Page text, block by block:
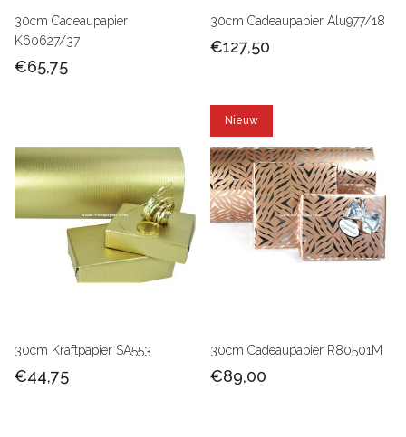
30cm Cadeaupapier
K60627/37
€65,75
30cm Cadeaupapier Alu977/18
€127,50
30cm Kraftpapier SA553
€44,75
Nieuw
30cm Cadeaupapier R80501M
€89,00